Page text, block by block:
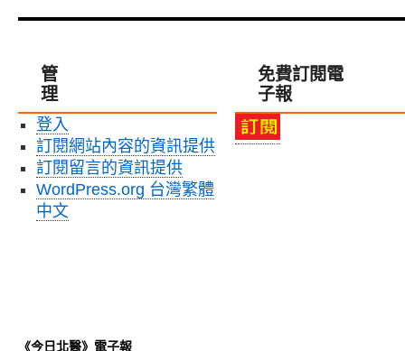
管
理
登入
訂閱網站內容的資訊提供
訂閱留言的資訊提供
WordPress.org 台灣繁體
中文
免費訂閱電
子報
《今日北醫》電子報